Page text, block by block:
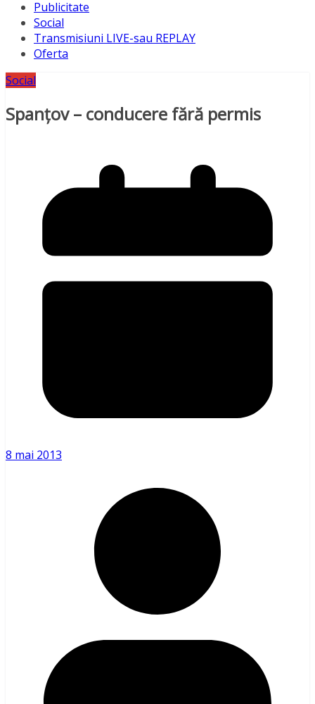
Publicitate
Social
Transmisiuni LIVE-sau REPLAY
Oferta
Social
Spanţov – conducere fără permis
8 mai 2013